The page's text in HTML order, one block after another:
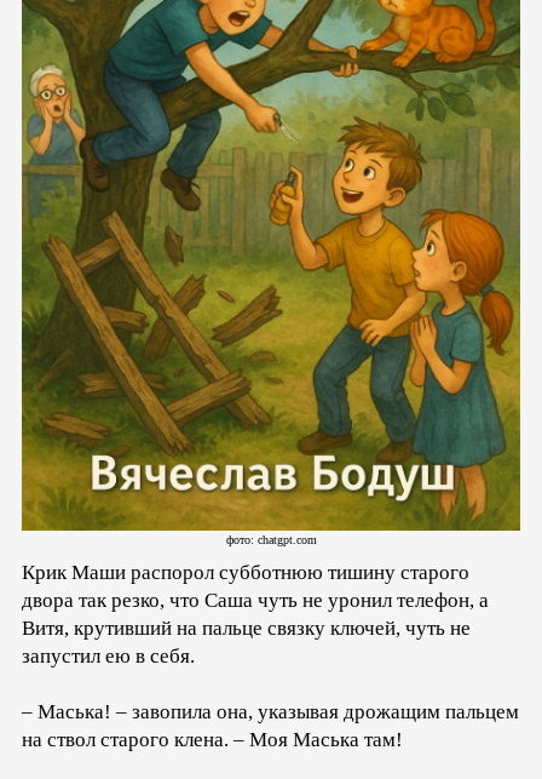
фото: chatgpt.com
Крик Маши распорол субботнюю тишину старого
двора так резко, что Саша чуть не уронил телефон, а
Витя, крутивший на пальце связку ключей, чуть не
запустил ею в себя.
– Маська! – завопила она, указывая дрожащим пальцем
на ствол старого клена. – Моя Маська там!